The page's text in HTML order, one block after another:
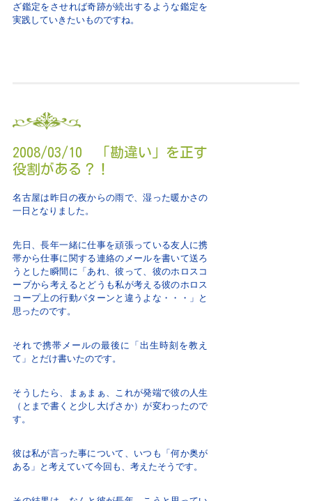
ざ鑑定をさせれば奇跡が続出するような鑑定を
実践していきたいものですね。
2008/03/10 「勘違い」を正す
役割がある？！
名古屋は昨日の夜からの雨で、湿った暖かさの
一日となりました。
先日、長年一緒に仕事を頑張っている友人に携
帯から仕事に関する連絡のメールを書いて送ろ
うとした瞬間に「あれ、彼って、彼のホロスコ
ープから考えるとどうも私が考える彼のホロス
コープ上の行動パターンと違うよな・・・」と
思ったのです。
それで携帯メールの最後に「出生時刻を教え
て」とだけ書いたのです。
そうしたら、まぁまぁ、これが発端で彼の人生
（とまで書くと少し大げさか）が変わったので
す。
彼は私が言った事について、いつも「何か奥が
ある」と考えていて今回も、考えたそうです。